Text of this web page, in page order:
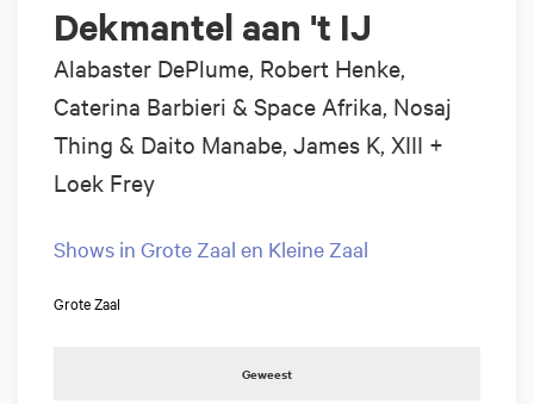
Dekmantel aan 't IJ
Alabaster DePlume, Robert Henke,
Caterina Barbieri & Space Afrika, Nosaj
Thing & Daito Manabe, James K, XIII +
Loek Frey
Shows in Grote Zaal en Kleine Zaal
Grote Zaal
Geweest